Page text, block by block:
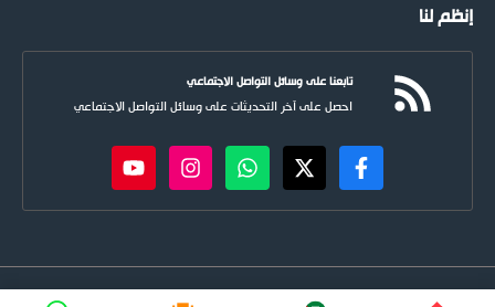
إنظم لنا
تابعنا على وسائل التواصل الاجتماعي
احصل على آخر التحديثات على وسائل التواصل الاجتماعي
newspoots.com • جميع الحقوق © محفوظة لموقع